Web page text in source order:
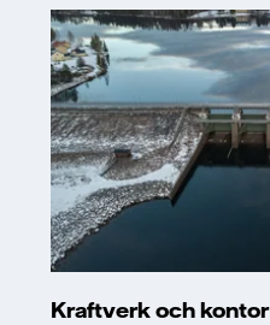
Kraftverk och kontor